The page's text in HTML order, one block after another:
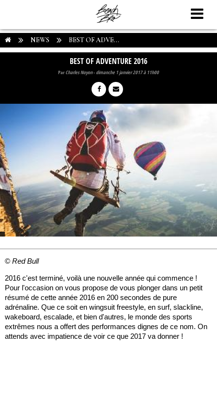
NEWS BEST OF ADVE...
BEST OF ADVENTURE 2016
ParCharles Noyon- dimanche 1 janvier 2017 à 11h00
© Red Bull
2016 c'est terminé, voilà une nouvelle année qui commence !
Pour l'occasion on vous propose de vous plonger dans un petit
résumé de cette année 2016 en 200 secondes de pure
adrénaline. Que ce soit en wingsuit freestyle, en surf, slackline,
wakeboard, escalade, et bien d'autres, le monde des sports
extrêmes nous a offert des performances dignes de ce nom. On
attends avec impatience de voir ce que 2017 va donner !